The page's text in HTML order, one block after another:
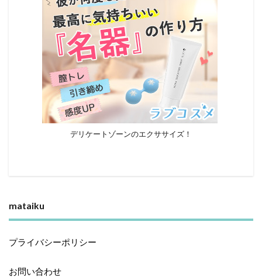
デリケートゾーンのエクササイズ！
mataiku
プライバシーポリシー
お問い合わせ